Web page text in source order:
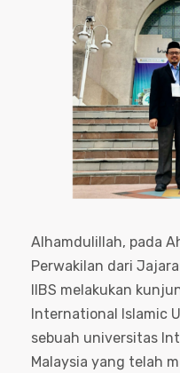
Alhamdulillah, pada
Perwakilan dari
IIBS melakukan
International Islamic
sebuah universitas
Malaysia yang telah